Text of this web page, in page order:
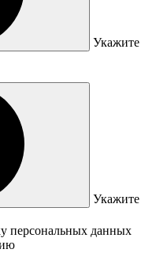
Укажите
Укажите
персональных данных